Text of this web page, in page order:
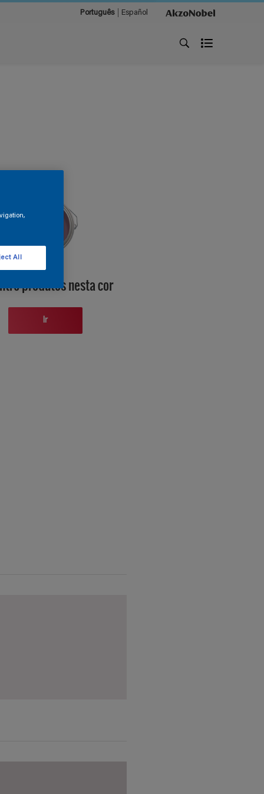
Português Español
produtos nesta cor
Ir
All